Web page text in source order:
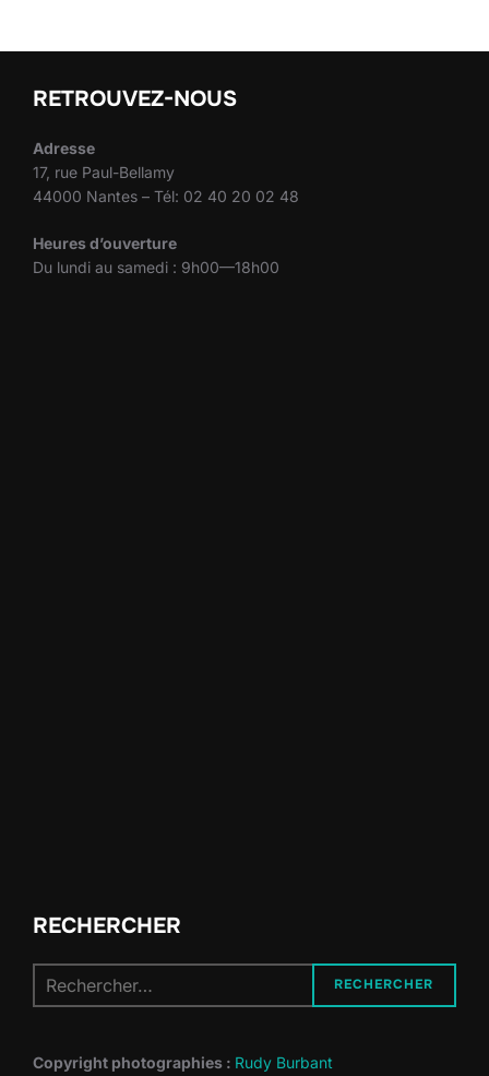
RETROUVEZ-NOUS
Adresse
17, rue Paul-Bellamy
44000 Nantes – Tél: 02 40 20 02 48
Heures d’ouverture
Du lundi au samedi : 9h00—18h00
RECHERCHER
pour :
RECHERCHER
Copyright photographies : Rudy Burbant